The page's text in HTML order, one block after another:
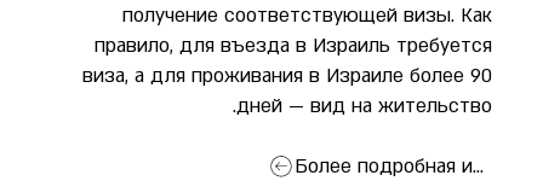
получение соответствующей визы. Как
правило, для въезда в Израиль требуется
виза, а для проживания в Израиле более 90
дней — вид на жительство.
Более подробная информация